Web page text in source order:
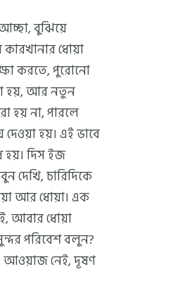
বুঝিয়ে
ধোয়া
করতে, পুরোনো
হয়, আর নতুন
হয় না, পারলে
হয়। এই ভাবে
হয়। দিস ইজ
দেখি, চারিদিকে
আর ধোয়া। এক
আবার ধোয়া
পরিবেশ বলুন?
আওয়াজ নেই, দূষণ